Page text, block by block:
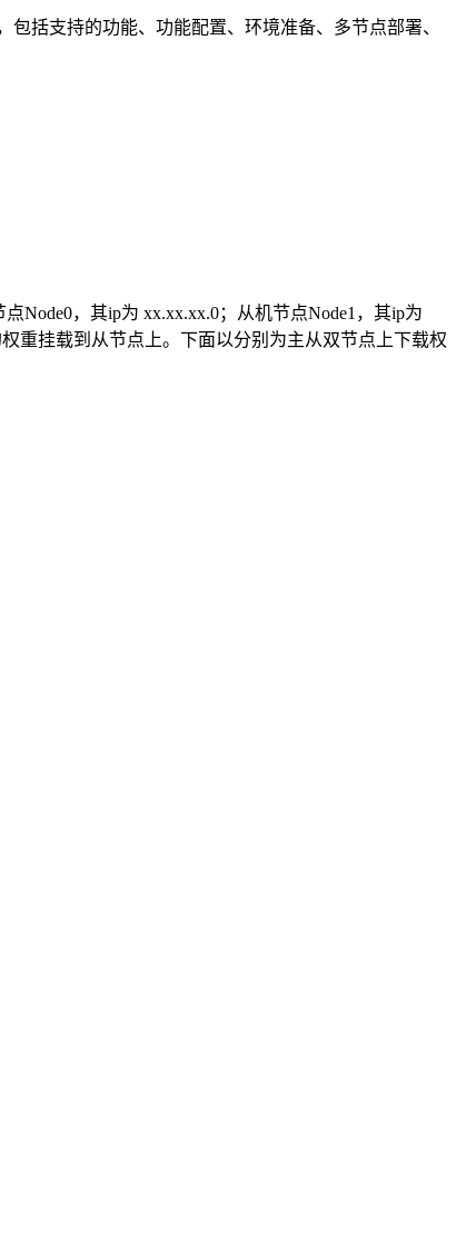
括支持的功能、功能配置、环境准备、多节点部署、
Node0，其ip为 xx.xx.xx.0；从机节点Node1，其ip为
重挂载到从节点上。下面以分别为主从双节点上下载权